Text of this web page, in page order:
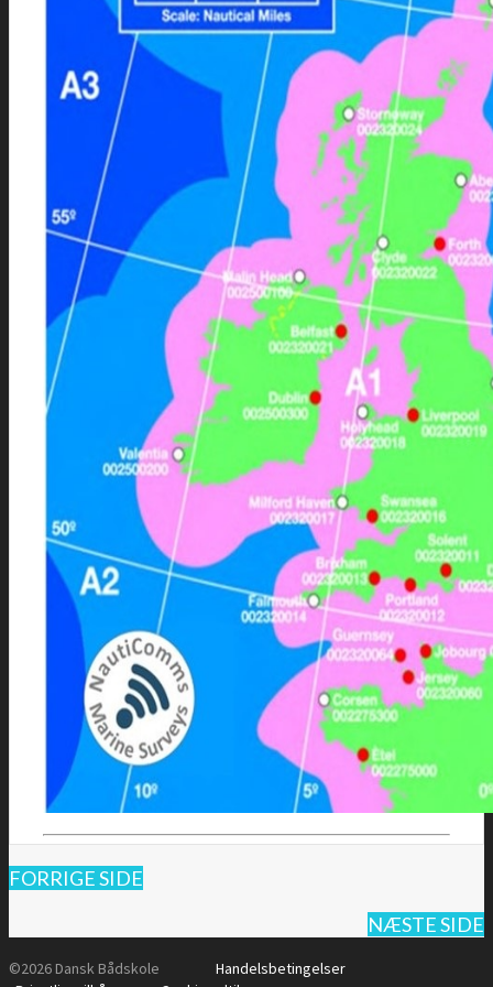
FORRIGE SIDE
NÆSTE SIDE
©2026 Dansk Bådskole
Handelsbetingelser